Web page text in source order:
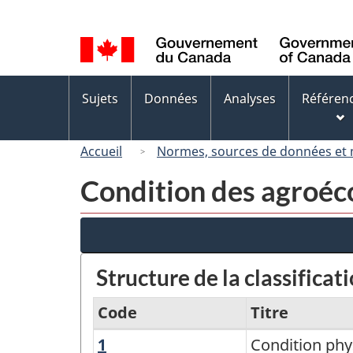
de
la
langue
des
Sujets Données Analyses
Accueil Normes, sources de données et
Condition des
Structure de la
Condition
Code
Titre
1
Condition